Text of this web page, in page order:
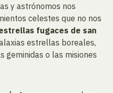
y astrónomos nos
celestes que no nos
fugaces de san
estrellas boreales,
geminidas o las misiones